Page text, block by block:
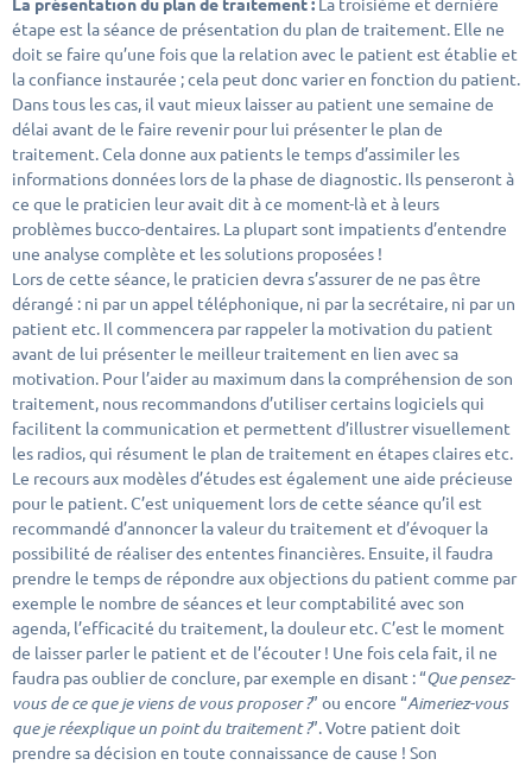
étape est la séance de présentation du plan de traitement. Elle ne
doit se faire qu’une fois que la relation avec le patient est établie et
la confiance instaurée ; cela peut donc varier en fonction du patient.
Dans tous les cas, il vaut mieux laisser au patient une semaine de
délai avant de le faire revenir pour lui présenter le plan de
traitement. Cela donne aux patients le temps d’assimiler les
informations données lors de la phase de diagnostic. Ils penseront à
ce que le praticien leur avait dit à ce moment-là et à leurs
problèmes bucco-dentaires. La plupart sont impatients d’entendre
une analyse complète et les solutions proposées !
Lors de cette séance, le praticien devra s’assurer de ne pas être
dérangé : ni par un appel téléphonique, ni par la secrétaire, ni par un
patient etc. Il commencera par rappeler la motivation du patient
avant de lui présenter le meilleur traitement en lien avec sa
motivation. Pour l’aider au maximum dans la compréhension de son
traitement, nous recommandons d’utiliser certains logiciels qui
facilitent la communication et permettent d’illustrer visuellement
les radios, qui résument le plan de traitement en étapes claires etc.
Le recours aux modèles d’études est également une aide précieuse
pour le patient. C’est uniquement lors de cette séance qu’il est
recommandé d’annoncer la valeur du traitement et d’évoquer la
possibilité de réaliser des ententes financières. Ensuite, il faudra
prendre le temps de répondre aux objections du patient comme par
exemple le nombre de séances et leur comptabilité avec son
agenda, l’efficacité du traitement, la douleur etc. C’est le moment
de laisser parler le patient et de l’écouter ! Une fois cela fait, il ne
faudra pas oublier de conclure, par exemple en disant : “Que pensez-
vous de ce que je viens de vous proposer ?” ou encore “Aimeriez-vous
que je réexplique un point du traitement ?”. Votre patient doit
prendre sa décision en toute connaissance de cause ! Son